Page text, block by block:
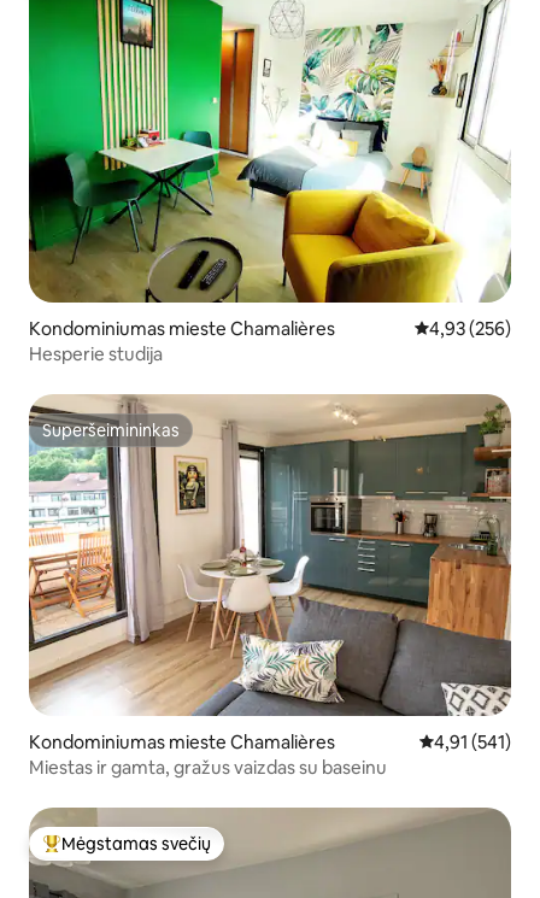
Kondominiumas mieste Chamalières Vidutinis
4,93 (256)
Hesperie studija
Superšeimininkas
Superšeimininkas
Kondominiumas mieste Chamalières Vidutinis
4,91 (541)
Miestas ir gamta, gražus vaizdas su baseinu
Svečių mėgstamiausias
Mėgstamas svečių